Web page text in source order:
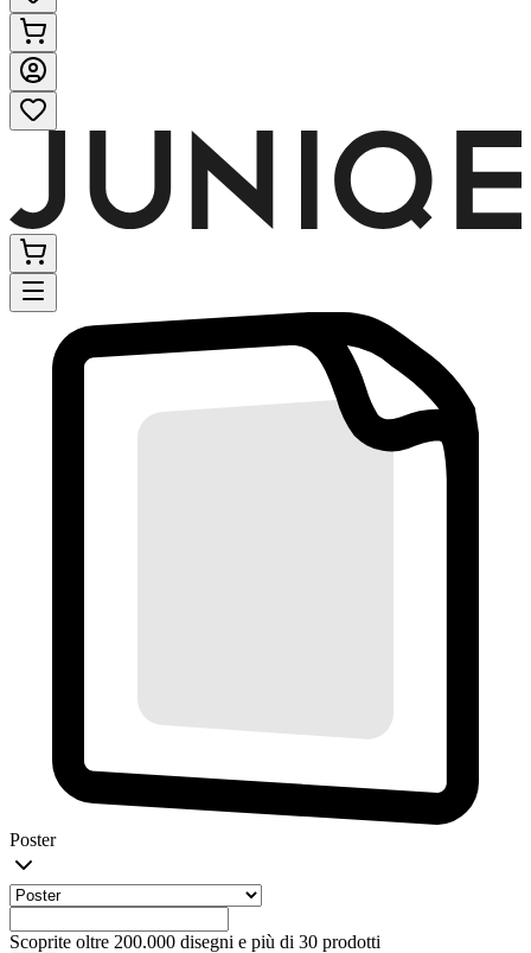
Poster
Scoprite oltre 200.000 disegni e più di 30 prodotti